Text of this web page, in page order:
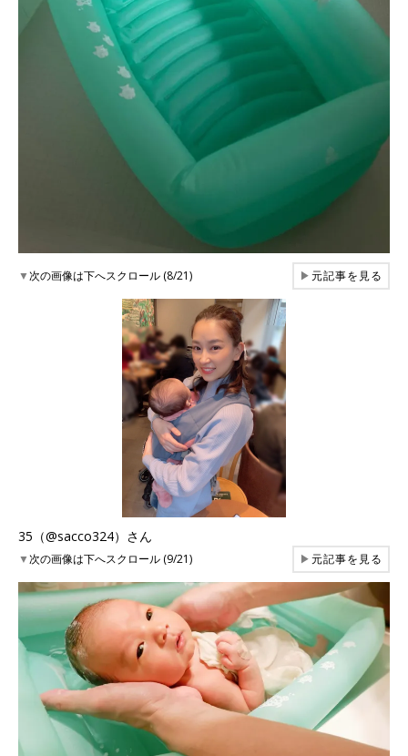
▼次の画像は下へスクロール (8/21) ▶元記事を見る
35（@sacco324）さん
▼次の画像は下へスクロール (9/21) ▶元記事を見る